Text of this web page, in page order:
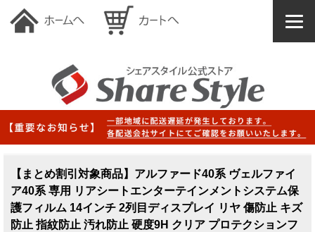
【まとめ割引対象商品】アルファード40系 ヴェルファイ
ア40系 専用 リアシートエンターテインメントシステム保
護フィルム 14インチ 2列目ディスプレイ リヤ 傷防止 キズ
防止 指紋防止 汚れ防止 硬度9H クリア プロテクションフ